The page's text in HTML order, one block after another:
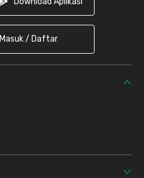
Masuk / Daftar